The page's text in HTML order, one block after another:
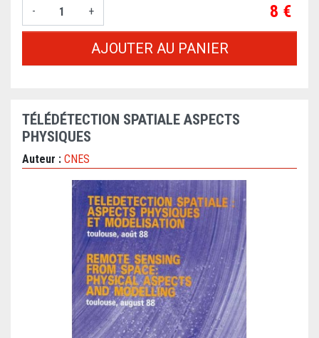
-
+ Prix
8 €
AJOUTER AU PANIER
TÉLÉDÉTECTION SPATIALE ASPECTS
PHYSIQUES
Auteur : CNES